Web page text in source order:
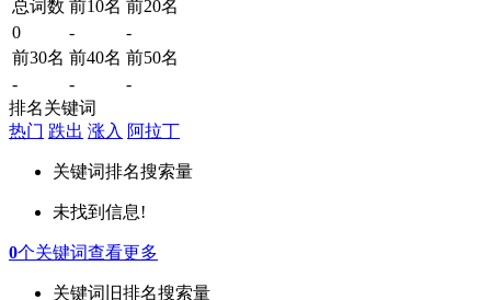
总词数 前10名 前20名
0
-
-
前30名 前40名 前50名
-
-
-
排名关键词
热门 跌出 涨入 阿拉丁
关键词排名搜索量
未找到信息!
0个关键词查看更多
关键词 旧排名搜索量